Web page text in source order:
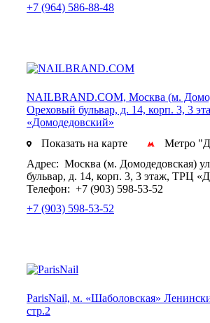
+7 (964) 586-88-48
NAILBRAND.COM, Москва (м.
Ореховый бульвар, д. 14, корп. 3, 3
«Домодедовский»
Показать на карте
Метро
Адрес: Москва (м. Домодедовская)
бульвар, д. 14, корп. 3, 3 этаж, ТРЦ
Телефон: +7 (903) 598-53-52
+7 (903) 598-53-52
ParisNail, м. «Шаболовская»
стр.2